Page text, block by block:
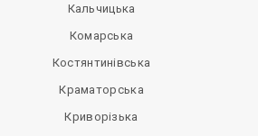
Кальчицька
Комарська
Костянтинівська
Краматорська
Криворізька